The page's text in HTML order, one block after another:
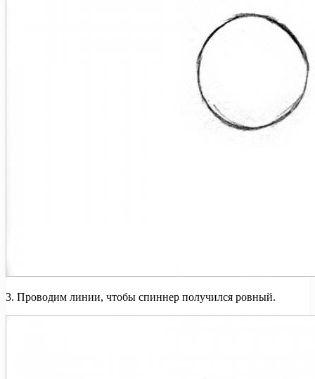
3. Проводим линии, чтобы спиннер получился ровный.